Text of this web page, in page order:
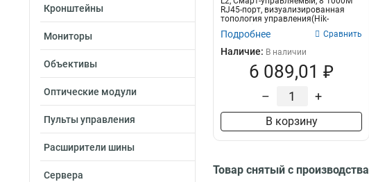
Кронштейны
Мониторы
Объективы
Оптические модули
Пульты управления
Расширители шины
Сервера
RJ45-порт, визуализированная
топология управления(Hik-
Central/iV...
Подробнее Сравнить
Наличие: В наличии
6 089,01 ₽
– +
В корзину
Товар снятый с производства